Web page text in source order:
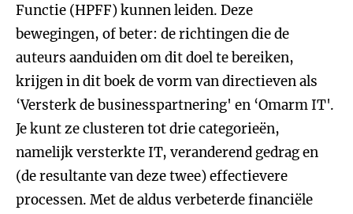
Functie (HPFF) kunnen leiden. Deze
bewegingen, of beter: de richtingen die de
auteurs aanduiden om dit doel te bereiken,
krijgen in dit boek de vorm van directieven als
‘Versterk de businesspartnering' en ‘Omarm IT'.
Je kunt ze clusteren tot drie categorieën,
namelijk versterkte IT, veranderend gedrag en
(de resultante van deze twee) effectievere
processen. Met de aldus verbeterde financiële